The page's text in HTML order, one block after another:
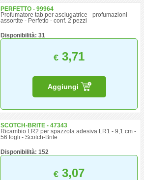
PERFETTO - 99964
Profumatore tab per asciugatrice - profumazioni
assortite - Perfetto - conf. 2 pezzi
Disponibilità: 31
€ 3,71
Aggiungi
SCOTCH-BRITE - 47343
Ricambio LR2 per spazzola adesiva LR1 - 9,1 cm -
56 fogli - Scotch-Brite
Disponibilità: 152
€ 3,07